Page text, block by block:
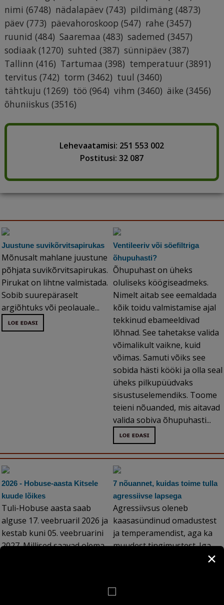
nimi (6748) nädalapäev (743) pildimäng (4873)
päev (773) päevahoroskoop (547) rahe (3457)
ruunid (484) Saaremaa (483) sademed (3457)
sodiaak (1270) suhted (387) sünnipäev (387)
Tallinn (416) Tartumaa (398) temperatuur (3891)
tervitus (742) torm (3462) tuul (3460)
tähtkuju (1269) töö (964) vihm (3460) äike (3456)
õhuniiskus (3516)
Lehevaatamisi: 251 553 002
Postitusi: 32 087
Juustune suvikõrvitsapirukas
Mõnusalt mahlane juustune
põhjata suvikõrvitsapirukas.
Pirukat on lihtne valmistada.
Sobib suurepäraselt
argiõhtuks või peolauale...
Ventileeriv või söefiltriga
õhupuhasti?
Õhupuhast on üheks
oluliseks köögiseadmeks.
Nimelt aitab see eemaldada
kõik toidu valmistamise ajal
tekkinud ebameeldivad
lõhnad. See tahetakse valida
võimalikult vaikne, kuid
võimas. Samuti võiks see
sobida hästi kööki ja olla seal
üheks pilkupüüdvaks
sisustuselemendiks. Toome
teieni nõuanded, mis aitavad
valida sobiva õhupuhasti...
2026 - Hobuse-aasta Kitsele
kuude lõikes
Tuli-Hobuse aasta saab
alguse 17. veebruaril 2026 ja
kestab kuni 05. veebruarini
2027. Millised saavad olema
7 nõuannet, kuidas toime tulla
agressiivse lapsega
Agressiivsus oleneb
kaasasündinud omadustest
ja temperamendist, aga ka
muudest tingimustest. Iga
✕